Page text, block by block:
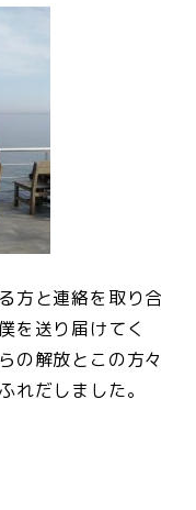
方と連絡を取り合
を送り届けてく
の解放とこの方々
れだしました。